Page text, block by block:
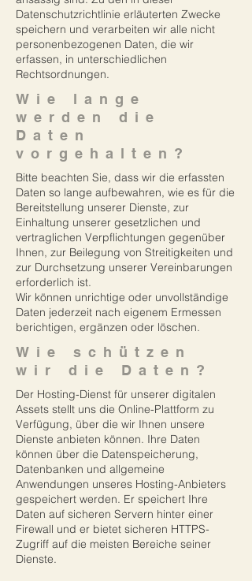
Datenschutzrichtlinie erläuterten Zwecke
speichern und verarbeiten wir alle nicht
personenbezogenen Daten, die wir
erfassen, in unterschiedlichen
Rechtsordnungen.
Wie lange
werden die
Daten
vorgehalten?
Bitte beachten Sie, dass wir die erfassten
Daten so lange aufbewahren, wie es für die
Bereitstellung unserer Dienste, zur
Einhaltung unserer gesetzlichen und
vertraglichen Verpflichtungen gegenüber
Ihnen, zur Beilegung von Streitigkeiten und
zur Durchsetzung unserer Vereinbarungen
erforderlich ist.
Wir können unrichtige oder unvollständige
Daten jederzeit nach eigenem Ermessen
berichtigen, ergänzen oder löschen.
Wie schützen
wir die Daten?
Der Hosting-Dienst für unserer digitalen
Assets stellt uns die Online-Plattform zu
Verfügung, über die wir Ihnen unsere
Dienste anbieten können. Ihre Daten
können über die Datenspeicherung,
Datenbanken und allgemeine
Anwendungen unseres Hosting-Anbieters
gespeichert werden. Er speichert Ihre
Daten auf sicheren Servern hinter einer
Firewall und er bietet sicheren HTTPS-
Zugriff auf die meisten Bereiche seiner
Dienste.